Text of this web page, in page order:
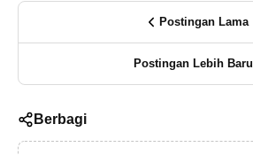
Postingan Lama
Postingan Lebih Baru
Berbagi